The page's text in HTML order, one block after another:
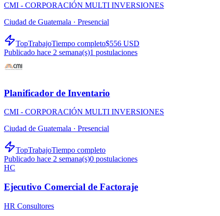
CMI - CORPORACIÓN MULTI INVERSIONES
Ciudad de Guatemala · Presencial
TopTrabajoTiempo completo$556 USD
Publicado hace 2 semana(s)1 postulaciones
Planificador de Inventario
CMI - CORPORACIÓN MULTI INVERSIONES
Ciudad de Guatemala · Presencial
TopTrabajoTiempo completo
Publicado hace 2 semana(s)0 postulaciones
HC
Ejecutivo Comercial de Factoraje
HR Consultores